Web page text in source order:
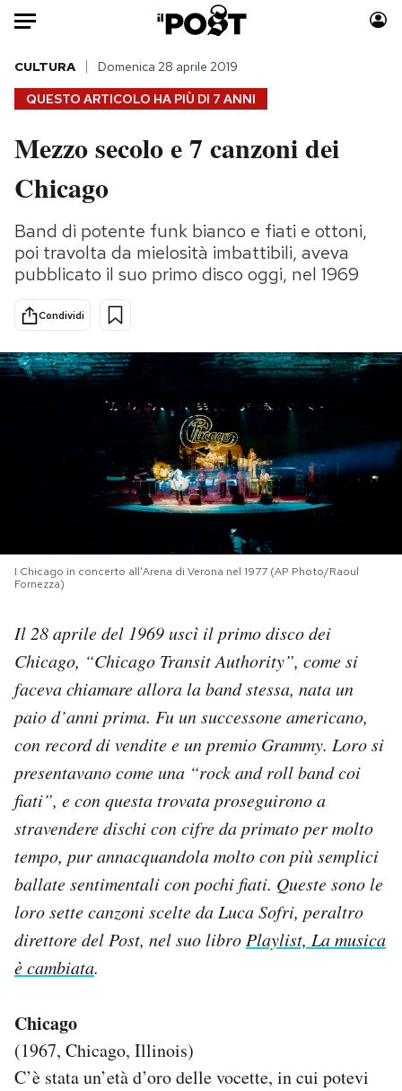
Auto
HOME
Italia
Politica
Tecnologia
Internet
Scienza
Cultura
Economia
Sport
Moda
Storie/Idee
Ok Boomer!
Media
Mondiali calcio 2026
NEWSLETTER
I MIEI PREFERITI
CALENDARIO
Area Personale
Newsletter
Notifiche mobile
Hai bisogno di aiuto?
Esci
QUESTO ARTICOLO HA PIÙ DI 7 ANNI
CULTURA Domenica 28 aprile 2019
Mezzo secolo e 7 canzoni dei
Chicago
Band di potente funk bianco e fiati e ottoni,
poi travolta da mielosità imbattibili, aveva
pubblicato il suo primo disco oggi, nel 1969
Condividi
I Chicago in concerto all'Arena di Verona nel 1977 (AP Photo/Raoul
Fornezza)
Il 28 aprile del 1969 uscì il primo disco dei
Chicago, “Chicago Transit Authority”, come si
faceva chiamare allora la band stessa, nata un
paio d’anni prima. Fu un successone americano,
con record di vendite e un premio Grammy. Loro si
presentavano come una “rock and roll band coi
fiati”, e con questa trovata proseguirono a
stravendere dischi con cifre da primato per molto
tempo, pur annacquandola molto con più semplici
ballate sentimentali con pochi fiati. Queste sono le
loro sette canzoni scelte da Luca Sofri, peraltro
direttore del Post, nel suo libroPlaylist, La musica
è cambiata.
Chicago
(1967, Chicago, Illinois)
C’è stata un’età d’oro delle vocette, in cui potevi